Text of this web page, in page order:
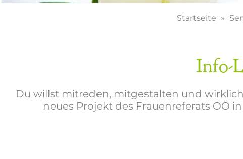
Startseite
Info-
Du willst mitreden, mitgestalten und
neues Projekt des Frauenreferats OÖ